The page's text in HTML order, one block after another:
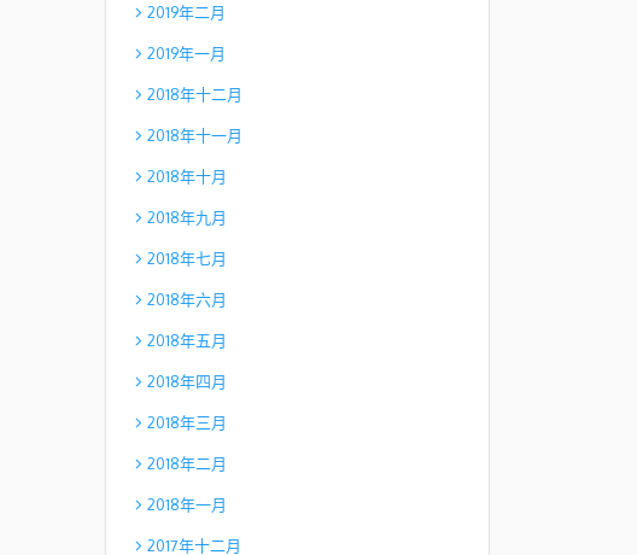
2019年二月
2019年一月
2018年十二月
2018年十一月
2018年十月
2018年九月
2018年七月
2018年六月
2018年五月
2018年四月
2018年三月
2018年二月
2018年一月
2017年十二月